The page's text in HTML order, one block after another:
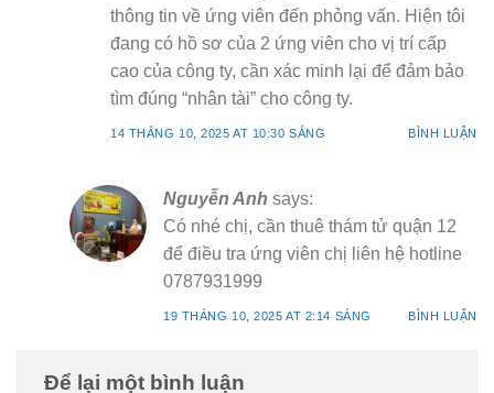
thông tin về ứng viên đến phỏng vấn. Hiện tôi
đang có hồ sơ của 2 ứng viên cho vị trí cấp
cao của công ty, cần xác minh lại để đảm bảo
tìm đúng “nhân tài” cho công ty.
14 THÁNG 10, 2025 AT 10:30 SÁNG BÌNH LUẬN
Nguyễn Anh says:
Có nhé chị, cần thuê thám tử quận 12
để điều tra ứng viên chị liên hệ hotline
0787931999
19 THÁNG 10, 2025 AT 2:14 SÁNG BÌNH LUẬN
Để lại một bình luận